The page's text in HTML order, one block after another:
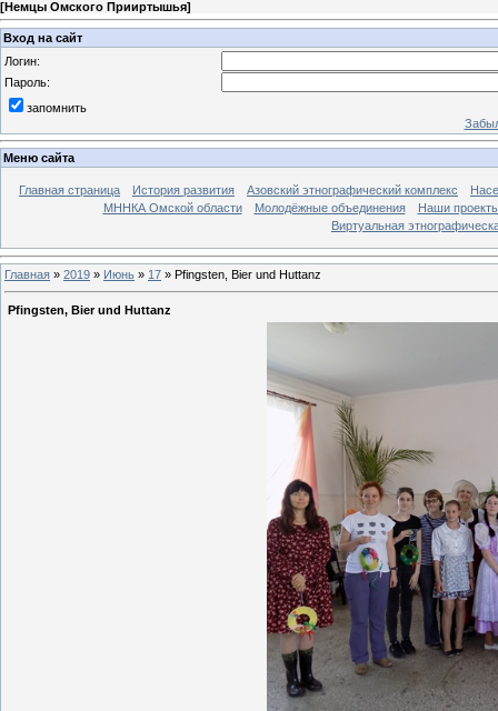
[Немцы Омского Прииртышья]
Вход на сайт
Логин:
Пароль:
запомнить
Меню сайта
Главная страница История развития Азовский этнографический комплекс
МННКА Омской области
Молодёжные объединения
Наши
Виртуальная
Главная » 2019 » Июнь » 17 » Pfingsten, Bier und Huttanz
Pfingsten, Bier und Huttanz